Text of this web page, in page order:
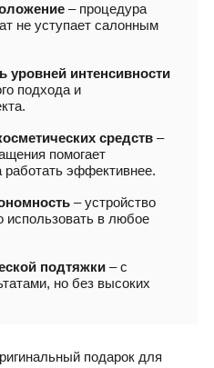
– процедура
не уступает салонным
уровней интенсивности
подхода и
средств –
помогает
эффективнее.
– устройство
использовать в любое
подтяжки – с
но без высоких
подарок для